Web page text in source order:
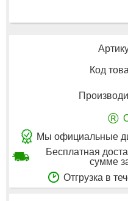
Код
®
Мы официальные
Бесплатная
сумме
Отгрузка в